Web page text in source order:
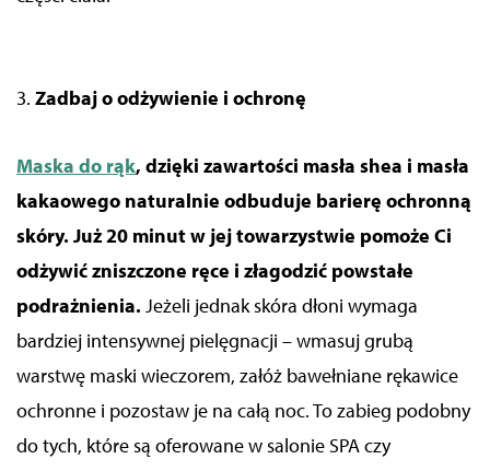
3. Zadbaj o odżywienie i ochronę
Maska do rąk, dzięki zawartości masła shea i masła
kakaowego naturalnie odbuduje barierę ochronną
skóry. Już 20 minut w jej towarzystwie pomoże Ci
odżywić zniszczone ręce i złagodzić powstałe
podrażnienia. Jeżeli jednak skóra dłoni wymaga
bardziej intensywnej pielęgnacji – wmasujgrubą
warstwę maski wieczorem, załóż bawełniane rękawice
ochronne i pozostaw je na całą noc.To zabieg podobny
do tych, które są oferowane w salonie SPA czy